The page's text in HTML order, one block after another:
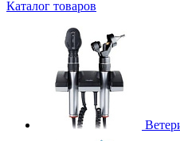
Каталог товаров